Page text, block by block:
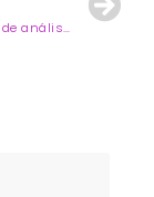
10 tendências de análise de dados a serem observadas em 2022